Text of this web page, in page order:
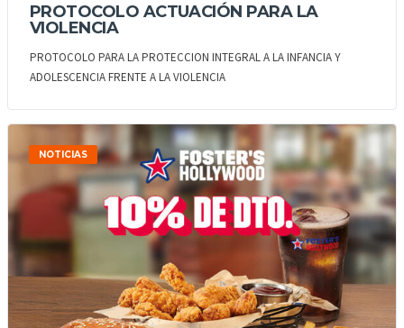
PROTOCOLO ACTUACIÓN PARA LA
VIOLENCIA
PROTOCOLO PARA LA PROTECCION INTEGRAL A LA INFANCIA Y
ADOLESCENCIA FRENTE A LA VIOLENCIA
NOTICIAS